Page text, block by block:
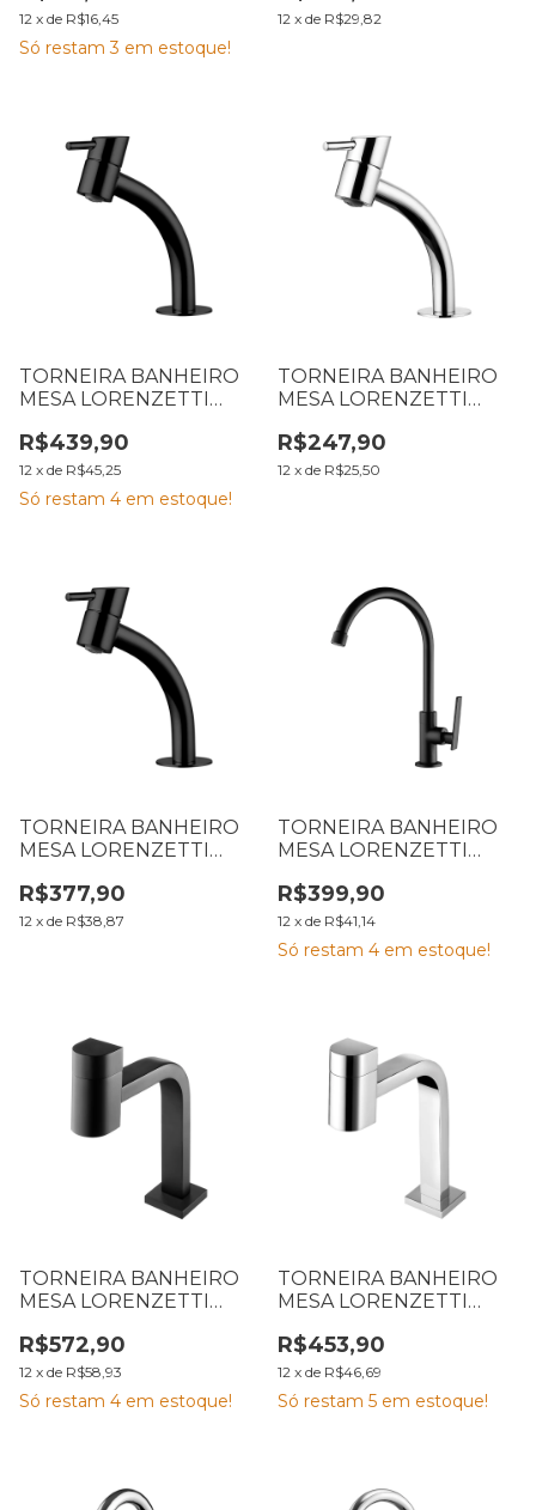
12 x de R$16,45
Só restam3 em estoque!
APOIO 7010235
12 x de R$29,82
TORNEIRA BANHEIRO
MESA LORENZETTI
PARA CUBA DE APOIO
7010252
R$439,90
12 x de R$45,25
Só restam 4 em estoque!
TORNEIRA BANHEIRO
MESA LORENZETTI
R$247,90
12 x de R$25,50
TORNEIRA BANHEIRO
MESA LORENZETTI
R$377,90
12 x de R$38,87
TORNEIRA BANHEIRO
MESA LORENZETTI
7048650
R$399,90
12 x de R$41,14
Só restam 4 em estoque!
TORNEIRA BANHEIRO
MESA LORENZETTI
7048573
R$572,90
12 x de R$58,93
Só restam 4 em estoque!
TORNEIRA BANHEIRO
MESA LORENZETTI
7048562
R$453,90
12 x de R$46,69
Só restam 5 em estoque!